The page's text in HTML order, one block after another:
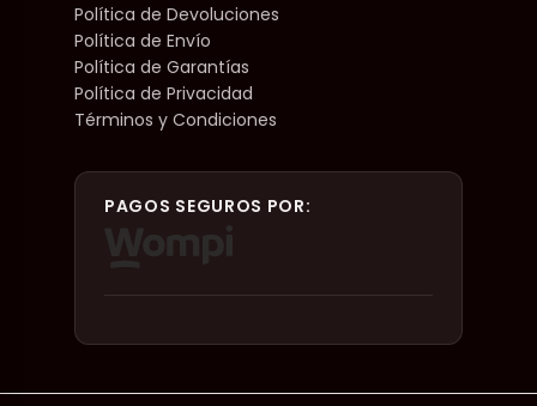
Política de Devoluciones
Política de Envío
Política de Garantías
Política de Privacidad
Términos y Condiciones
PAGOS SEGUROS POR: